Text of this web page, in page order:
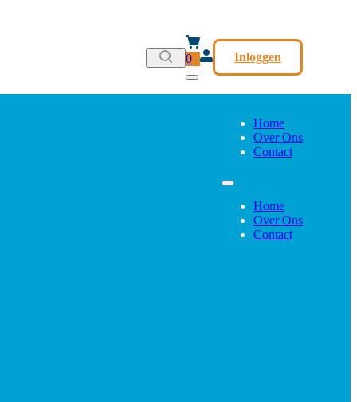
0 Inloggen
Home
Over Ons
Contact
Home
Over Ons
Contact